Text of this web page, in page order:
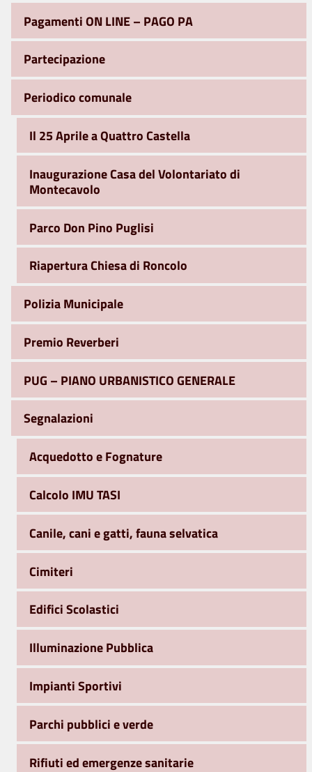
Pagamenti ON LINE – PAGO PA
Partecipazione
Periodico comunale
Il 25 Aprile a Quattro Castella
Inaugurazione Casa del Volontariato di
Montecavolo
Parco Don Pino Puglisi
Riapertura Chiesa di Roncolo
Polizia Municipale
Premio Reverberi
PUG – PIANO URBANISTICO GENERALE
Segnalazioni
Acquedotto e Fognature
Calcolo IMU TASI
Canile, cani e gatti, fauna selvatica
Cimiteri
Edifici Scolastici
Illuminazione Pubblica
Impianti Sportivi
Parchi pubblici e verde
Rifiuti ed emergenze sanitarie